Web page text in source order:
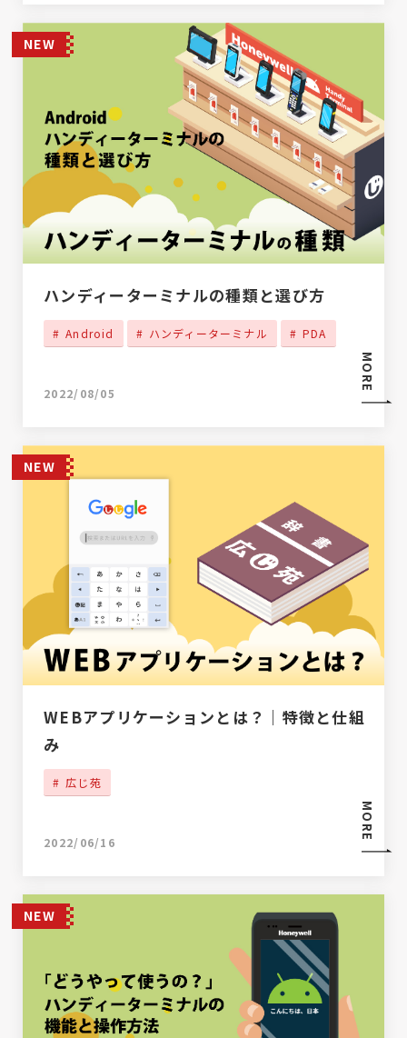
NEW
MORE
ハンディーターミナルの種類と選び方
Android ハンディーターミナル PDA
2022/08/05
NEW
MORE
WEBアプリケーションとは？｜特徴と仕組
み
広じ苑
2022/06/16
NEW